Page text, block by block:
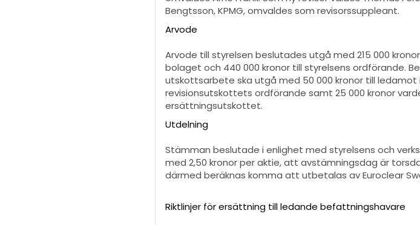
Bengtsson, KPMG, omvaldes som revisorssuppleant.
Arvode
Arvode till styrelsen beslutades utgå med 215 000
bolaget och 440 000 kronor till styrelsens ordförande.
utskottsarbete ska utgå med 50 000 kronor till ledamot
revisionsutskottets ordförande samt 25 000 kronor
ersättningsutskottet.
Utdelning
Stämman beslutade i enlighet med styrelsens och
med 2,50 kronor per aktie, att avstämningsdag är
därmed beräknas komma att utbetalas av Euroclear
Riktlinjer för ersättning till ledande befattningshavare